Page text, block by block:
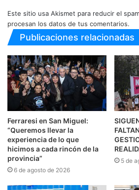
Este sitio usa Akismet para reducir el
procesan los datos de tus comentarios.
Publicaciones relacionadas
Ferraresi en San Miguel:
“Queremos llevar la
experiencia de lo que
hicimos a cada rincón de la
provincia”
6 de agosto de 2026
5 de